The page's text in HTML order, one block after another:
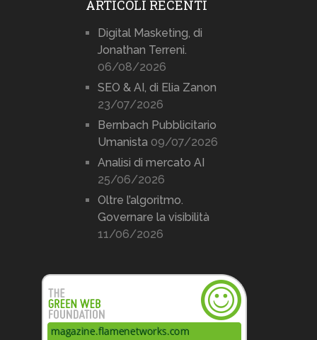
ARTICOLI RECENTI
Digital Masketing, di
Jonathan Terreni.
06/08/2026
SEO & AI, di Elia Zanon
23/07/2026
Bernbach Pubblicitario
Umanista 09/07/2026
Analisi di mercato AI
25/06/2026
Oltre l’algoritmo.
Governare la visibilità
11/06/2026